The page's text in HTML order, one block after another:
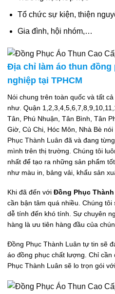
Tổ chức sự kiện, thiện
Gia đình, hội nhóm,…
Địa chỉ làm áo thun đồng
nghiệp tại TPHCM
Nói chung trên toàn quốc và tất
như. Quận
Tân, Phú Nhuận, Tân Bình, Tân
Giờ, Củ Chi, Hóc Môn, Nhà Bè nói
Phục Thành Luân đã và đang
mình trên thị trường. Chúng tôi
nhất để tạo ra những sản phẩm
như màu in, bảng vải, khẩu sản
Khi đã đến với Đồng Phục
cần bận tâm quá nhiều. Chúng
dễ tính đến khó tính. Sự chuyên
hàng là ưu tiên hàng đầu của
Đồng Phục Thành Luân tự tin sẽ
áo đồng phục chất lượng. Chỉ
Phục Thành Luân sẽ lo trọn gói